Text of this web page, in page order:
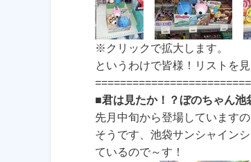
※クリックで拡大します。
というわけで皆様！リストを
■君は見たか！？ぼのちゃん池
先月中旬から登場しています
そうです、池袋サンシャイン
ているので～す！